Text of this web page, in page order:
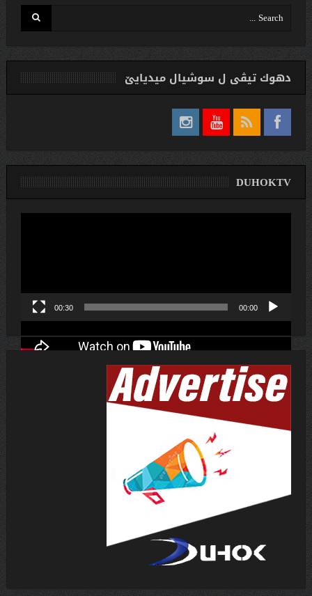
دهوك تیڤی ل سوشیال ميديایێ
DUHOKTV
00:00
00:30